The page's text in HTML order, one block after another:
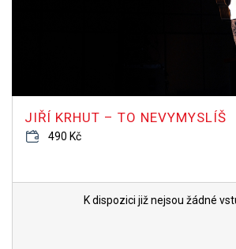
JIŘÍ KRHUT – TO NEVYMYSLÍŠ
490 Kč
K dispozici již nejsou žádné